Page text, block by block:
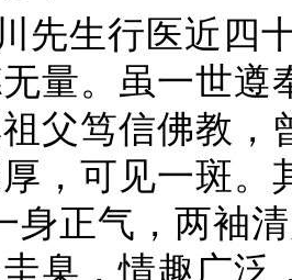
先生行医近四
量。虽一世遵
父笃信佛教，
，可见一斑。
身正气，两袖
圭臬，情趣广泛